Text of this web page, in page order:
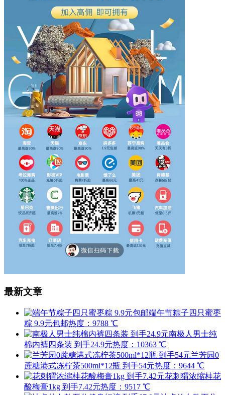
最新文章
端午节粽子四只蜜枣
粽 9.9元包邮热度：9788 ℃
南极人男士纯
棉内裤四条装 到手24.9元热度：10363 ℃
兰芳园0
蔗糖港式冻柠茶500ml*12瓶 到手54元热度：9644 ℃
花刺猬浓缩桂花
酸梅膏1kg 到手7.42元热度：9517 ℃